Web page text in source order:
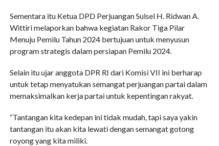
Sementara itu Ketua DPD Perjuangan Sulsel H. Ridwan A.
Wittiri melaporkan bahwa kegiatan Rakor Tiga Pilar
Menuju Pemilu Tahun 2024 bertujuan untuk menyusun
program strategis dalam persiapan Pemilu 2024.
Selain itu ujar anggota DPR RI dari Komisi VII ini berharap
untuk tetap menyatukan semangat perjuangan partai dalam
memaksimalkan kerja partai untuk kepentingan rakyat.
“Tantangan kita kedepan ini tidak mudah, tapi saya yakin
tantangan itu akan kita lewati dengan semangat gotong
royong yang kita miliki.